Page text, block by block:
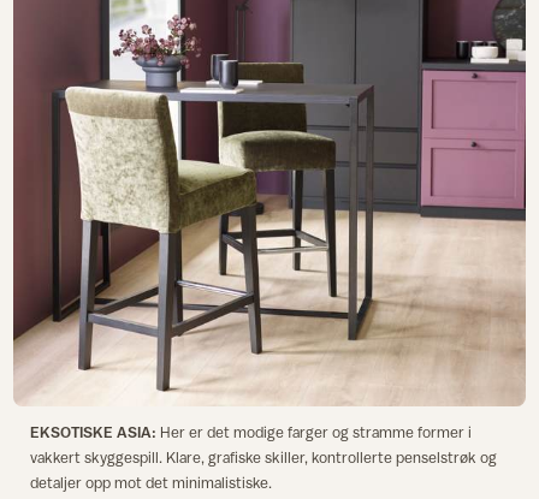
EKSOTISKE ASIA: Her er det modige farger og stramme former i
vakkert skyggespill. Klare, grafiske skiller, kontrollerte penselstrøk og
detaljer opp mot det minimalistiske.